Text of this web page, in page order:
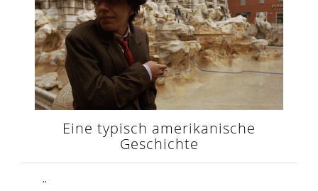
Eine typisch amerikanische
Geschichte
..